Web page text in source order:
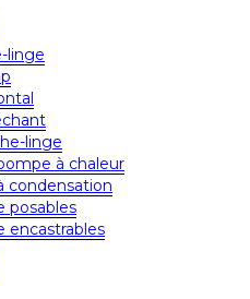
linge
linge
à chaleur
condensation
posables
encastrables